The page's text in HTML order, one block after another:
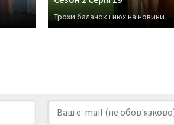
Трохи балачок і нюх на новини